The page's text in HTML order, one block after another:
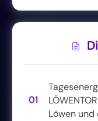
01
Löwen